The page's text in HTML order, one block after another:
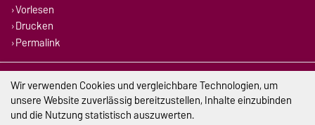
Vorlesen
Drucken
Permalink
Impressum
Datenschutz
Wir verwenden Cookies und vergleichbare Technologien, um
unsere Website zuverlässig bereitzustellen, Inhalte einzubinden
und die Nutzung statistisch auszuwerten.